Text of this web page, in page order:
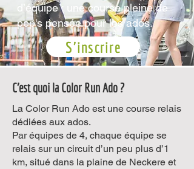
d’équipe : une course pleine de
pep's pensée pour les ados.
S'inscrire
C'est quoi la Color Run Ado ?
La Color Run Ado est une course relais
dédiées aux ados.
Par équipes de 4, chaque équipe se
relais sur un circuit d’un peu plus d’1
km, situé dans la plaine de Neckere et